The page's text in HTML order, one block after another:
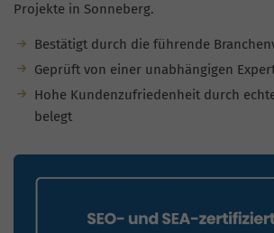
Projekte in Sonneberg.
Bestätigt durch die führende
Geprüft von einer unabhängigen
Hohe Kundenzufriedenheit durch
belegt